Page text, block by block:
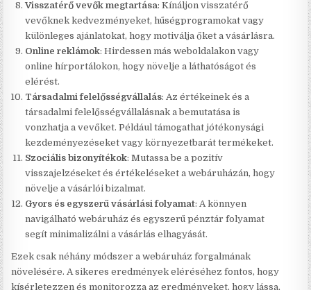
Visszatérő vevők megtartása: Kínáljon visszatérő
vevőknek kedvezményeket, hűségprogramokat vagy
különleges ajánlatokat, hogy motiválja őket a vásárlásra.
Online reklámok: Hirdessen más weboldalakon vagy
online hírportálokon, hogy növelje a láthatóságot és
elérést.
Társadalmi felelősségvállalás: Az értékeinek és a
társadalmi felelősségvállalásnak a bemutatása is
vonzhatja a vevőket. Például támogathat jótékonysági
kezdeményezéseket vagy környezetbarát termékeket.
Szociális bizonyítékok: Mutassa be a pozitív
visszajelzéseket és értékeléseket a webáruházán, hogy
növelje a vásárlói bizalmat.
Gyors és egyszerű vásárlási folyamat: A könnyen
navigálható webáruház és egyszerű pénztár folyamat
segít minimalizálni a vásárlás elhagyását.
Ezek csak néhány módszer a webáruház forgalmának
növelésére. A sikeres eredmények eléréséhez fontos, hogy
kísérletezzen és monitorozza az eredményeket, hogy lássa,